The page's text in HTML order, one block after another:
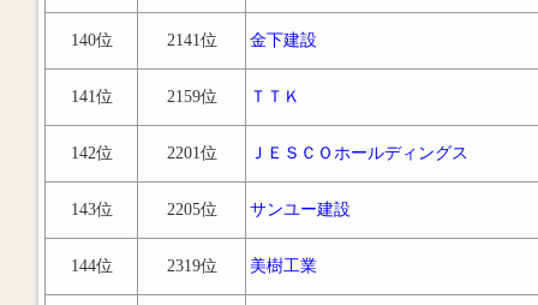
140位 2141位 金下建設
141位 2159位 ＴＴＫ
142位 2201位 ＪＥＳＣＯホールディングス
143位 2205位 サンユー建設
144位 2319位 美樹工業